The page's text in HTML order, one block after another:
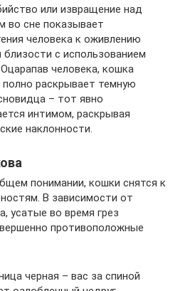
или извращение над
во сне показывает
человека к оживлению
близости с использованием
человека, кошка
полно раскрывает темную
– тот явно
интимом, раскрывая
наклонности.
понимании, кошки снятся к
В зависимости от
усатые во время грез
противоположные
черная – вас за спиной